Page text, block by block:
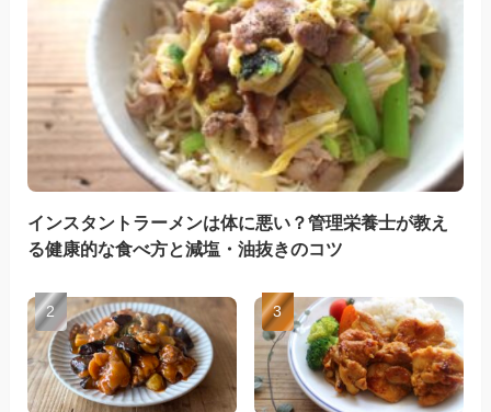
インスタントラーメンは体に悪い？管理栄養士が教え
る健康的な食べ方と減塩・油抜きのコツ